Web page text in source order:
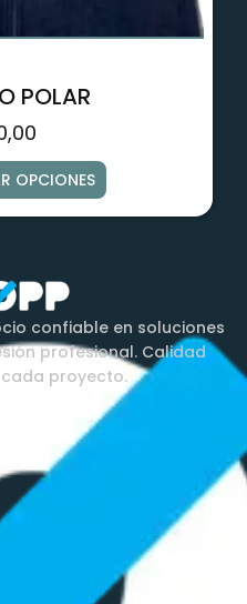
POLAR
OPCIONES
confiable en soluciones
profesional. Calidad
proyecto.